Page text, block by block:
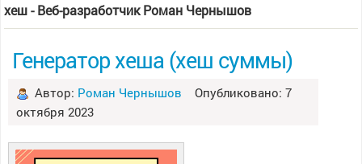
хеш - Веб-разработчик Роман Чернышов
Генератор хеша (хеш суммы)
Автор: Роман Чернышов Опубликовано: 7
октября 2023